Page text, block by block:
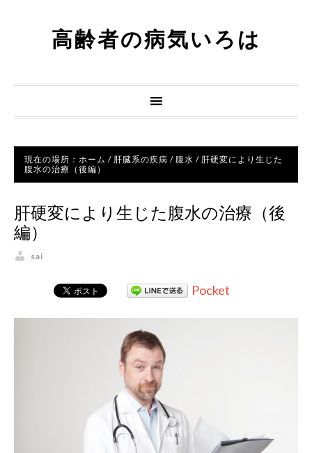
高齢者の病気いろは
現在の場所： ホーム / 肝臓系の疾病 / 腹水 / 肝硬変により生じた
腹水の治療（後編）
肝硬変により生じた腹水の治療（後
編）
sai
Pocket